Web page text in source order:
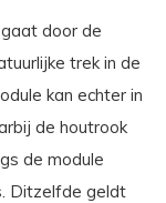
door de
trek in de
kan echter in
de houtrook
de module
Ditzelfde geldt